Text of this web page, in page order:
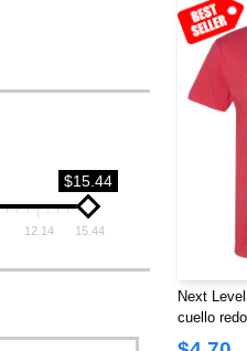
$15.44
12.14 15.44
Next
cuello